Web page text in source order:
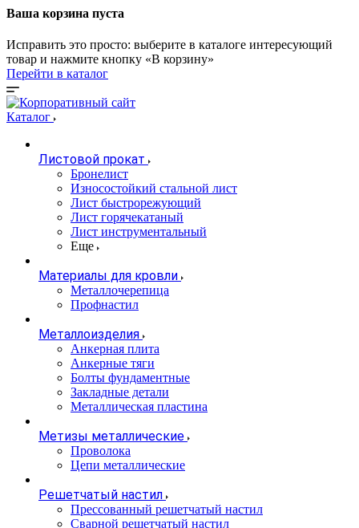
Ваша корзина пуста
Исправить это просто: выберите в каталоге интересующий
товар и нажмите кнопку «В корзину»
Перейти в каталог
Каталог
Листовой прокат
Бронелист
Износостойкий стальной лист
Лист быстрорежующий
Лист горячекатаный
Лист инструментальный
Еще
Материалы для кровли
Металлочерепица
Профнастил
Металлоизделия
Анкерная плита
Анкерные тяги
Болты фундаментные
Закладные детали
Металлическая пластина
Метизы металлические
Проволока
Цепи металлические
Решетчатый настил
Прессованный решетчатый настил
Сварной решетчатый настил